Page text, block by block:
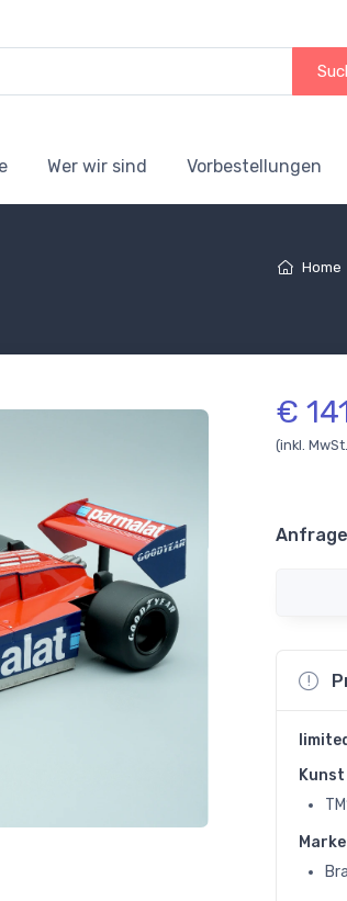
Wer wir sind Vorbestellungen
Home
€
(inkl.
Marke